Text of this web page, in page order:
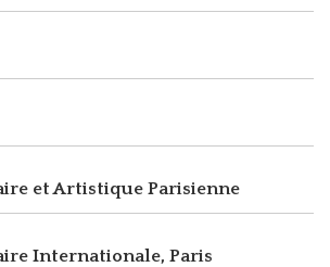
et Artistique Parisienne
Internationale, Paris